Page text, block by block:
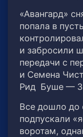
«Авангард»
попала в
и забросили
передачи с
и Семена
Рид Буше —
Все дошло до
подпускали
воротам,